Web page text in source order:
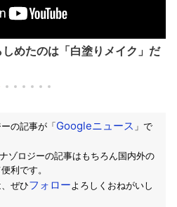
めたのは「白塗りメイク」だ
の記事が「Googleニュース 」で
ゾロジーの記事はもちろん国内外の
利です。
ぜひフォローよろしくおねがいし